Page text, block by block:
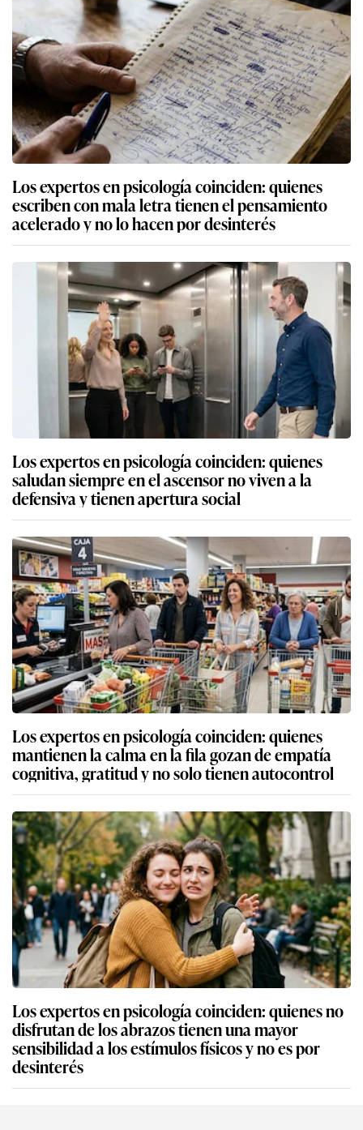
Los expertos en psicología coinciden: quienes
escriben con mala letra tienen el pensamiento
acelerado y no lo hacen por desinterés
Los expertos en psicología coinciden: quienes
saludan siempre en el ascensor no viven a la
defensiva y tienen apertura social
Los expertos en psicología coinciden: quienes
mantienen la calma en la fila gozan de empatía
cognitiva, gratitud y no solo tienen autocontrol
Los expertos en psicología coinciden: quienes no
disfrutan de los abrazos tienen una mayor
sensibilidad a los estímulos físicos y no es por
desinterés